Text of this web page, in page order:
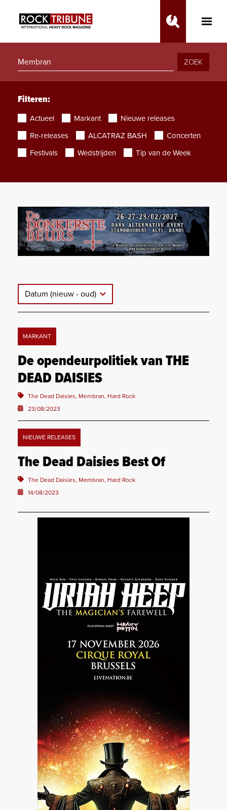
Toggle
ZOEK
Filteren:
Actueel Markant
Nieuwe releases
Re-releases
ALCATRAZ BASH
Concerten
Festivals
Wedstrijden Tip van de Week
Datum (nieuw - oud)
MARKANT
De opendeurpolitiek van THE
DEAD DAISIES
The Dead Daisies, Membran, Hard Rock
23/08/2023
NIEUWE RELEASES
The Dead Daisies Best Of
The Dead Daisies, Membran, Hard Rock
14/08/2023